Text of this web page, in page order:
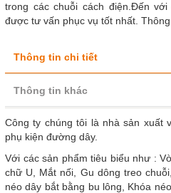
trong các chuỗi cách điện.Đến
được tư vấn phục vụ tốt nhất. Thông
Thông tin chi tiết
Thông tin khác
Công ty chúng tôi là nhà sản xuất
phụ kiện đường dây.
Với các sản phẩm tiêu biểu như :
chữ U, Mắt nối, Gu dông treo
néo dây bắt bằng bu lông, Khóa